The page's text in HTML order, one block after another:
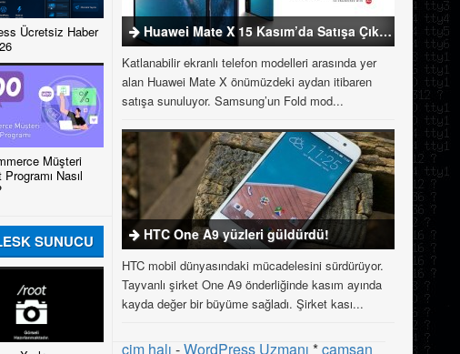
Ücretsiz Haber
Müşteri
Nasıl
SUNUCU
Huawei Mate X 15 Kasım’da Satışa Çıkıyor
Katlanabilir ekranlı telefon modelleri arasında yer
alan Huawei Mate X önümüzdeki aydan itibaren
satışa sunuluyor. Samsung’un Fold mod...
HTC One A9 yüzleri güldürdü!
HTC mobil dünyasındaki mücadelesini sürdürüyor.
Tayvanlı şirket One A9 önderliğinde kasım ayında
kayda değer bir büyüme sağladı. Şirket kası...
çim halı -WordPress Uzmanı *çamsan